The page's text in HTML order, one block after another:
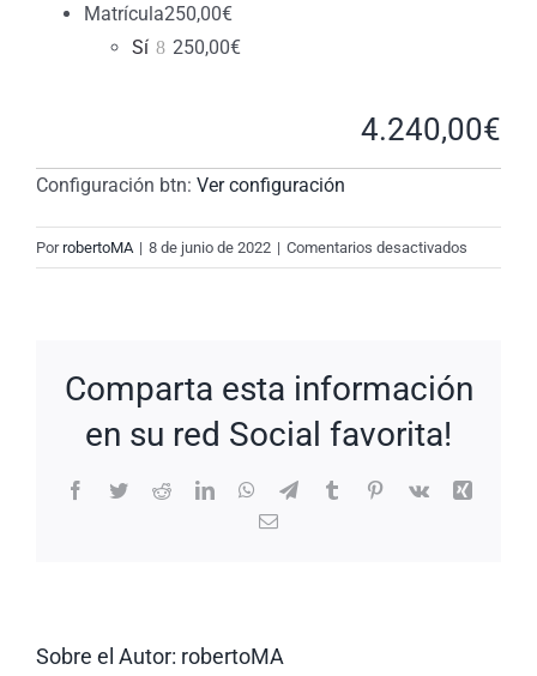
Matrícula250,00€
Sí
250,00€
4.240,00€
Configuración btn: Ver configuración
PorrobertoMA | 8 de junio de 2022 | Comentarios desactivados
New
Comparta esta información
en su red Social favorita!
Facebook
TwitterRedditLinkedInWhatsApp
TelegramTumblrPinterest
Vk
Xing
Correo
Sobre el Autor: robertoMA